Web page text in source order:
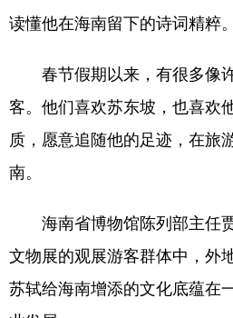
读懂他在海南留下的诗词精粹
春节假期以来，有很多像
客。他们喜欢苏东坡，也喜欢
质，愿意追随他的足迹，在旅
南。
海南省博物馆陈列部主任
文物展的观展游客群体中，外
苏轼给海南增添的文化底蕴在